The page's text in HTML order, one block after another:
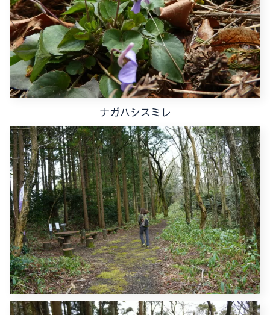
ナガハシスミレ